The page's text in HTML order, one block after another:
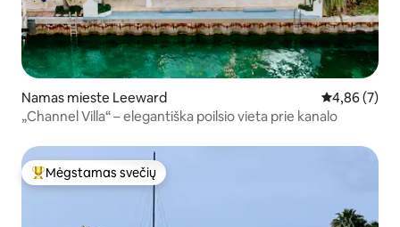
Namas mieste Leeward Vidutinis
4,86 (7)
„Channel Villa“ – elegantiška poilsio vieta prie kanalo
Svečių mėgstamiausias
Mėgstamas svečių